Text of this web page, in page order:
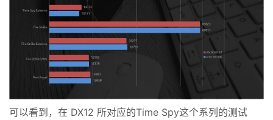
可以看到，在 DX12 所对应的Time Spy这个系列的测试